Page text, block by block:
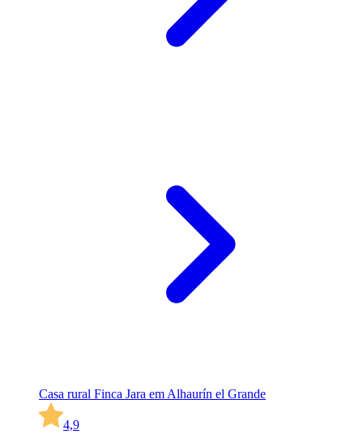
Casa rural Finca Jara em Alhaurín el Grande
4,9